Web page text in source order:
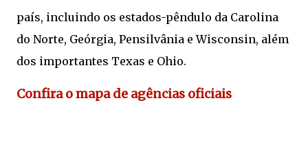
país, incluindo os estados-pêndulo da Carolina
do Norte, Geórgia, Pensilvânia e Wisconsin, além
dos importantes Texas e Ohio.
Confira o mapa de agências oficiais